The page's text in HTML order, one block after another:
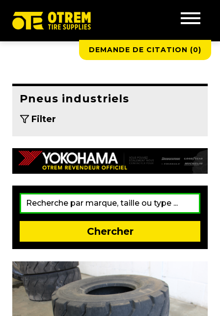
DEMANDE DE CITATION (0)
Pneus industriels
Filter